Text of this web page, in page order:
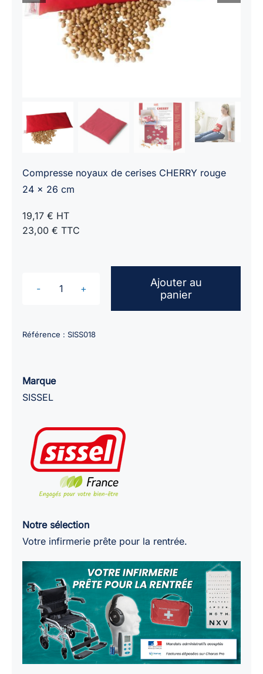
Compresse noyaux de cerises CHERRY rouge
24 x 26 cm
19,17 € HT
23,00 € TTC
quantité
Bouillotte
24x26cm
Ajouter au
panier
Référence : SISS018
Marque
SISSEL
Notre sélection
Votre infirmerie prête pour la rentrée.